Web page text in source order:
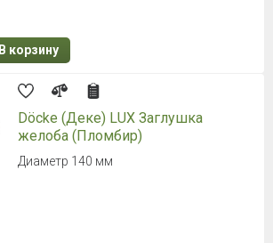
В корзину
Döcke (Деке) LUX Заглушка
желоба (Пломбир)
Диаметр 140 мм